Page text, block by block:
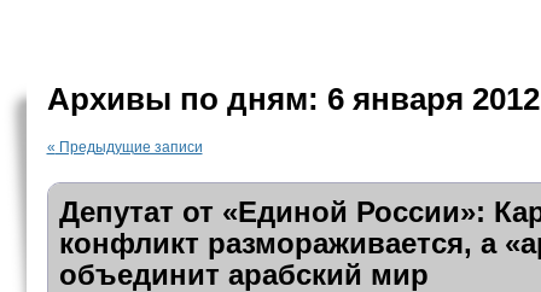
Архивы по дням: 6 января 2012
« Предыдущие записи
Депутат от «Единой России»:
конфликт размораживается, а
объединит арабский мир